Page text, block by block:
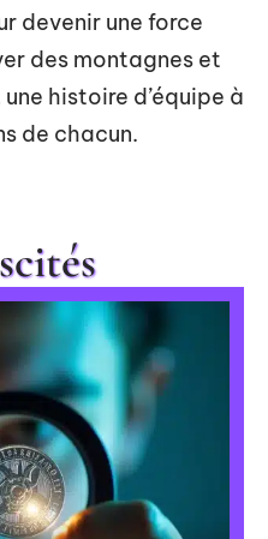
devenir une force
des montagnes et
histoire d’équipe à
de chacun.